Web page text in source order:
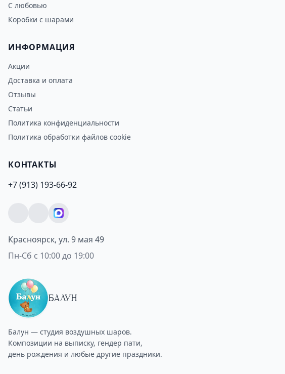
С любовью
Коробки с шарами
ИНФОРМАЦИЯ
Акции
Доставка и оплата
Отзывы
Статьи
Политика конфиденциальности
Политика обработки файлов cookie
КОНТАКТЫ
+7 (913) 193-66-92
Красноярск, ул. 9 мая 49
Пн-Сб с 10:00 до 19:00
БАЛУН
Балун — студия воздушных шаров.
Композиции на выписку, гендер пати,
день рождения и любые другие праздники.